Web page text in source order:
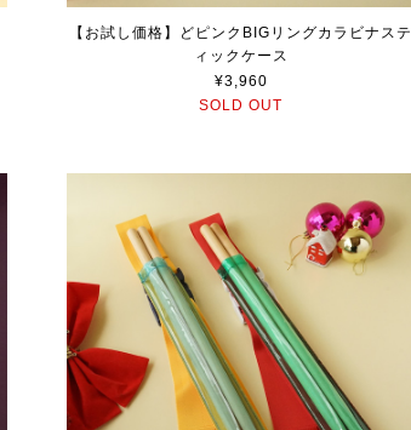
【お試し価格】どピンクBIGリングカラビナステ
ィックケース
¥3,960
SOLD OUT